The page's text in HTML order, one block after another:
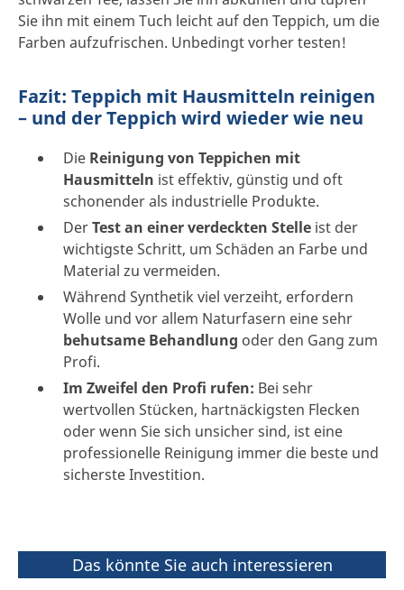
Sie ihn mit einem Tuch leicht auf den Teppich, um die
Farben aufzufrischen. Unbedingt vorher testen!
Fazit: Teppich mit Hausmitteln reinigen
– und der Teppich wird wieder wie neu
Die Reinigung von Teppichen mit
Hausmitteln ist effektiv, günstig und oft
schonender als industrielle Produkte.
DerTest an einer verdeckten Stelle ist der
wichtigste Schritt, um Schäden an Farbe und
Material zu vermeiden.
Während Synthetik viel verzeiht, erfordern
Wolle und vor allem Naturfasern eine sehr
behutsame Behandlung oder den Gang zum
Profi.
Im Zweifel den Profi rufen: Bei sehr
wertvollen Stücken, hartnäckigsten Flecken
oder wenn Sie sich unsicher sind, ist eine
professionelle Reinigung immer die beste und
sicherste Investition.
Das könnte Sie auch interessieren